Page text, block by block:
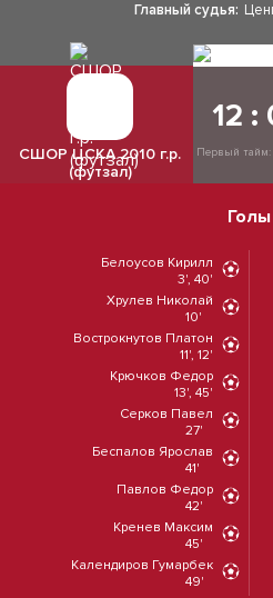
Главный судья:
СШОР ЦСКА 2010 г.р.
(футзал)
12 :
Первый тайм:
Голы
Белоусов Кирилл
3', 40'
Хрулев Николай
10'
Вострокнутов Платон
11', 12'
Крючков Федор
13', 45'
Серков Павел
27'
Беспалов Ярослав
41'
Павлов Федор
42'
Кренев Максим
45'
Календиров Гумарбек
49'